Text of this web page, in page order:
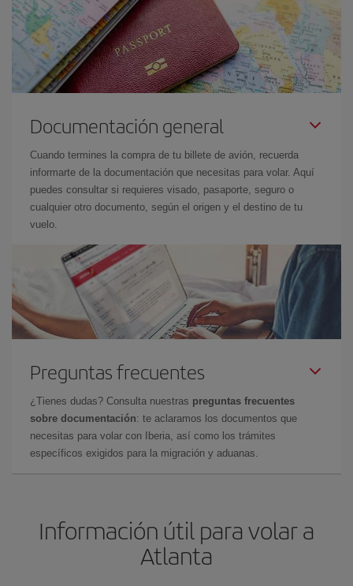
Documentación general
Cuando termines la compra de tu billete de avión, recuerda
informarte de la documentación que necesitas para volar. Aquí
puedes consultar si requieres visado, pasaporte, seguro o
cualquier otro documento, según el origen y el destino de tu
vuelo.
Preguntas frecuentes
¿Tienes dudas? Consulta nuestras preguntas frecuentes
sobre documentación: te aclaramos los documentos que
necesitas para volar con Iberia, así como los trámites
específicos exigidos para la migración y aduanas.
Información útil para volar a
Atlanta